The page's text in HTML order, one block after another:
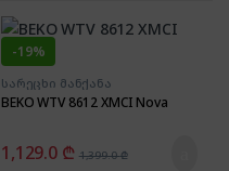
-19%
სარეცხი მანქანა
BEKO WTV 8612 XMCI Nova
1,129.0 ₾ 1,399.0₾